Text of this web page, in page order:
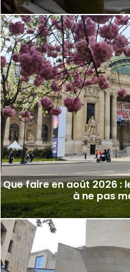
Que faire en août 2026 :
à ne pas